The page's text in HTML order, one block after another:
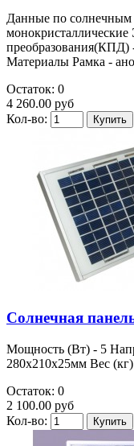
Данные по солнечным
монокристаллические
преобразования(КПД)
Материалы Рамка -
Остаток: 0
4 260.00 руб
Кол-во:
Солнечная
Мощность (Вт) - 5
280х210х25мм Вес
Остаток: 0
2 100.00 руб
Кол-во: